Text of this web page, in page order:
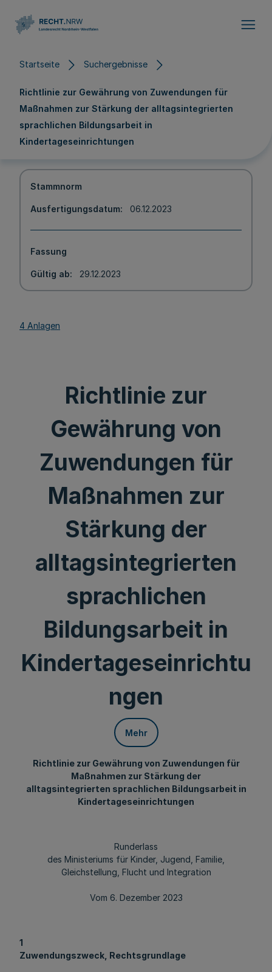
Startseite Suchergebnisse
Richtlinie zur Gewährung von Zuwendungen für
Maßnahmen zur Stärkung der alltagsintegrierten
sprachlichen Bildungsarbeit in
Kindertageseinrichtungen
Stammnorm
Ausfertigungsdatum 06.12.2023
Fassung
Gültig ab 29.12.2023
4 Anlagen
Richtlinie zur
Gewährung von
Zuwendungen für
Maßnahmen zur
Stärkung der
alltagsintegrierten
sprachlichen
Bildungsarbeit in
Kindertageseinrichtu
ngen
Mehr
Richtlinie zur Gewährung von Zuwendungen für
Maßnahmen zur Stärkung der
alltagsintegrierten sprachlichen Bildungsarbeit in
Kindertageseinrichtungen
Runderlass
des Ministeriums für Kinder, Jugend, Familie,
Gleichstellung, Flucht und Integration
Vom 6. Dezember 2023
1
Zuwendungszweck, Rechtsgrundlage